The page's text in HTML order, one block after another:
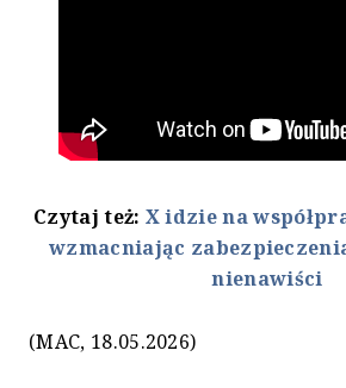
Czytaj też: X idzie na
wzmacniając
nienawiści
(MAC, 18.05.2026)